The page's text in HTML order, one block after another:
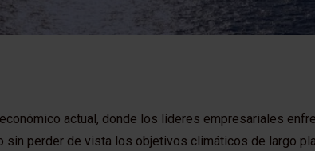
actual, donde los líderes empresariales
sin perder de vista los objetivos climáticos de largo